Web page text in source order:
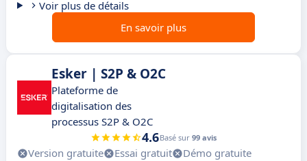
Voir plus de détails
En savoir plus
Esker | S2P & O2C
Plateforme de
digitalisation des
processus S2P & O2C
4.6Basé sur 99 avis
Version gratuite Essai gratuit
Démo gratuite